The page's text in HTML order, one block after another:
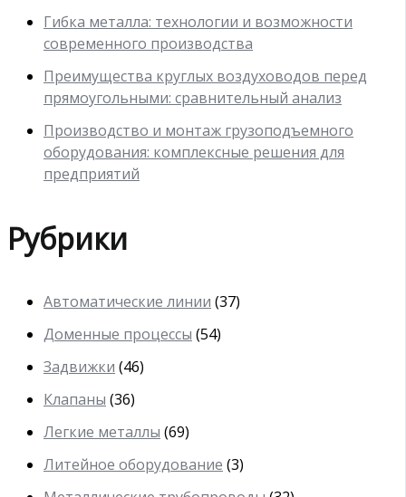
Гибка металла: технологии и возможности
современного производства
Преимущества круглых воздуховодов перед
прямоугольными: сравнительный анализ
Производство и монтаж грузоподъемного
оборудования: комплексные решения для
предприятий
Рубрики
Автоматические линии (37)
Доменные процессы (54)
Задвижки (46)
Клапаны (36)
Легкие металлы (69)
Литейное оборудование (3)